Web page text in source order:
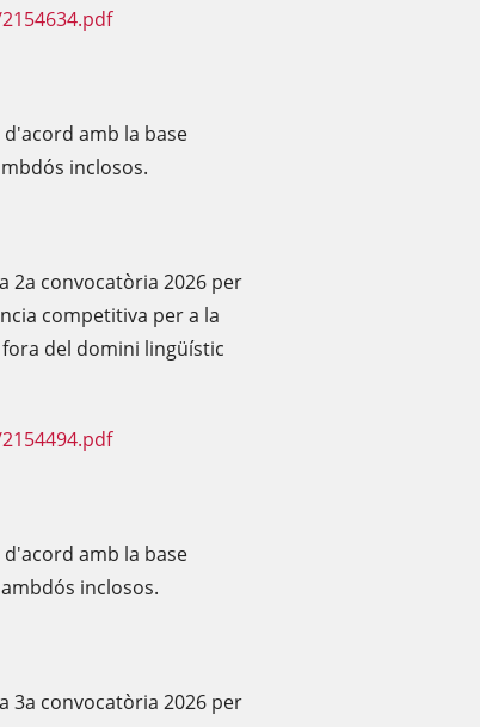
amb la base
inclosos.
2a convocatòria 2026 per
competitiva per a la
del domini lingüístic
amb la base
inclosos.
3a convocatòria 2026 per